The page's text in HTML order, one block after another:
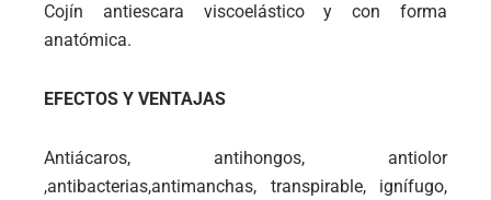
Cojín antiescara viscoelástico y con forma
anatómica.
EFECTOS Y VENTAJAS
Antiácaros, antihongos, antiolor
,antibacterias,antimanchas, transpirable, ignífugo,